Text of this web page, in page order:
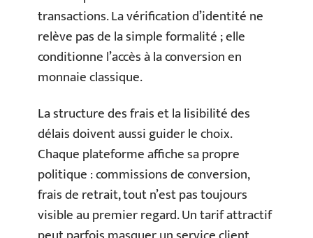
transactions. La vérification d’identité ne
relève pas de la simple formalité ; elle
conditionne l’accès à la conversion en
monnaie classique.
La structure des frais et la lisibilité des
délais doivent aussi guider le choix.
Chaque plateforme affiche sa propre
politique : commissions de conversion,
frais de retrait, tout n’est pas toujours
visible au premier regard. Un tarif attractif